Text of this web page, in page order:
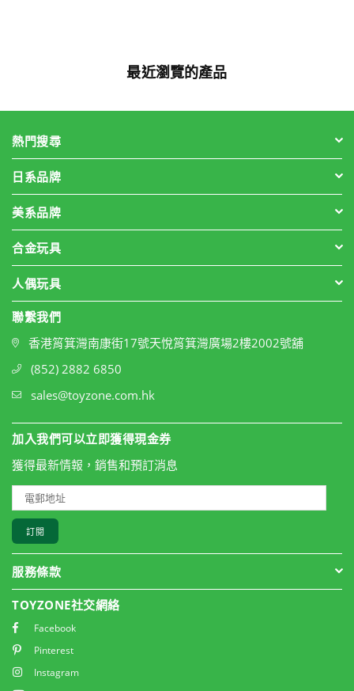
最近瀏覽的產品
熱門搜尋
日系品牌
美系品牌
合金玩具
人偶玩具
聯繫我們
香港筲箕灣南康街17號天悅筲箕灣廣場2樓2002號舖
(852) 2882 6850
sales@toyzone.com.hk
加入我們可以立即獲得現金券
獲得最新情報，銷售和預訂消息
訂閱
服務條款
TOYZONE社交網絡
Facebook
Pinterest
Instagram